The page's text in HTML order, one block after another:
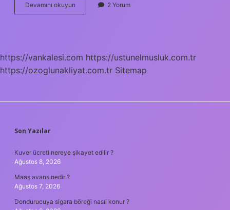
Devamını okuyun
Neyi
2 Yorum
https://vankalesi.com https://ustunelmusluk.com.tr
https://ozoglunakliyat.com.tr Sitemap
SIDEBAR
Son Yazılar
Kuver ücreti nereye şikayet edilir ?
Ağustos 8, 2026
Maaş avans nedir ?
Ağustos 7, 2026
Dondurucuya sigara böreği nasıl konur ?